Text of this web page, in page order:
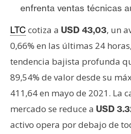
m
s
R
e
c
u
r
enfrenta ventas técnicas
LTC cotiza a USD 43,03, un
0,66% en las últimas 24
tendencia bajista profunda
89,54% de valor desde su
411,64 en mayo de 2021. La
mercado se reduce a USD
activo opera por debajo de